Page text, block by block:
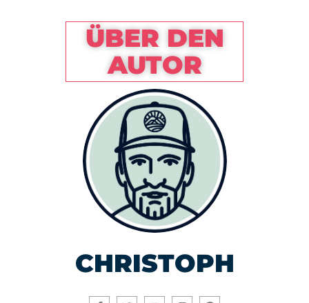
ÜBER DEN
AUTOR
CHRISTOPH